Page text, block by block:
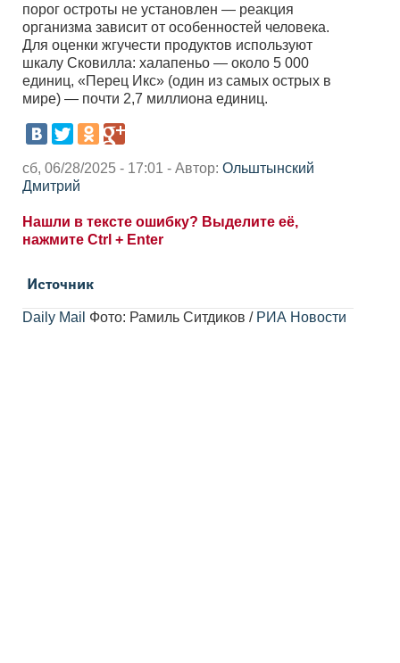
порог остроты не установлен — реакция
организма зависит от особенностей человека.
Для оценки жгучести продуктов используют
шкалу Сковилла: халапеньо — около 5 000
единиц, «Перец Икс» (один из самых острых в
мире) — почти 2,7 миллиона единиц.
сб, 06/28/2025 - 17:01 - Автор: Ольштынский
Дмитрий
Нашли в тексте ошибку? Выделите её,
нажмите Ctrl + Enter
Источник
Daily Mail Фото: Рамиль Ситдиков / РИА Новости